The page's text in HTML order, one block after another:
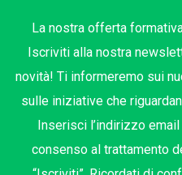
La nostra offerta
Iscriviti alla nostra
novità! Ti informeremo sui
sulle iniziative che
Inserisci l’indirizzo
consenso al trattamento